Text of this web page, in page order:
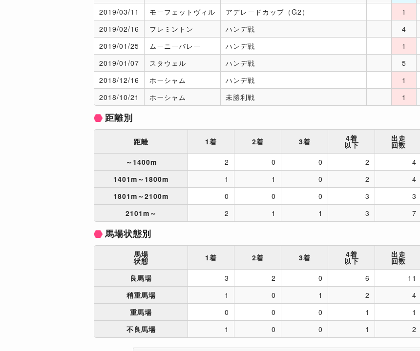
2019/03/11 モーフェットヴィル アデレードカップ（G2） 1
2019/02/16 フレミントン ハンデ戦 4
2019/01/25 ムーニーバレー ハンデ戦 1
2019/01/07 スタウェル ハンデ戦 5
2018/12/16 ホーシャム ハンデ戦 1
2018/10/21 ホーシャム 未勝利戦 1
距離別
距離 1着 2着 3着 4着
以下
出走
回数
～1400m
2 0 0 2 4
1401m～1800m
1 1 0 2 4
1801m～2100m
0 0 0 3 3
2101m～
2 1 1 3 7
馬場状態別
馬場
状態 1着 2着 3着 4着
以下
出走
回数
良馬場
3 2 0 6 11
稍重馬場
1 0 1 2 4
重馬場
0 0 0 1 1
不良馬場
1 0 0 1 2